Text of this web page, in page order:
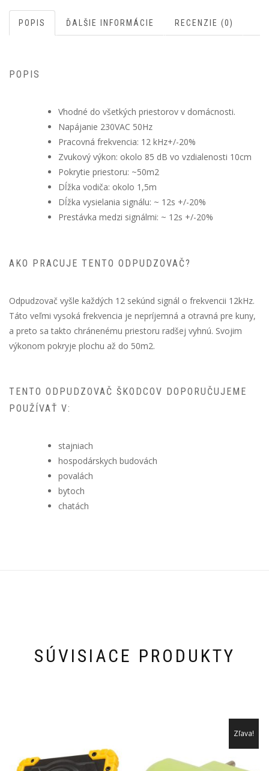
POPIS ĎALŠIE INFORMÁCIE RECENZIE (0)
POPIS
Vhodné do všetkých priestorov v domácnosti.
Napájanie 230VAC 50Hz
Pracovná frekvencia: 12 kHz+/-20%
Zvukový výkon: okolo 85 dB vo vzdialenosti 10cm
Pokrytie priestoru: ~50m2
Dĺžka vodiča: okolo 1,5m
Dĺžka vysielania signálu: ~ 12s +/-20%
Prestávka medzi signálmi: ~ 12s +/-20%
AKO PRACUJE TENTO ODPUDZOVAČ?
Odpudzovač vyšle každých 12 sekúnd signál o frekvencii 12kHz.
Táto veľmi vysoká frekvencia je nepríjemná a otravná pre kuny,
a preto sa takto chránenému priestoru radšej vyhnú. Svojim
výkonom pokryje plochu až do 50m2.
TENTO ODPUDZOVAČ ŠKODCOV DOPORUČUJEME
POUŽÍVAŤ V:
stajniach
hospodárskych budovách
povalách
bytoch
chatách
SÚVISIACE PRODUKTY
Zľava!